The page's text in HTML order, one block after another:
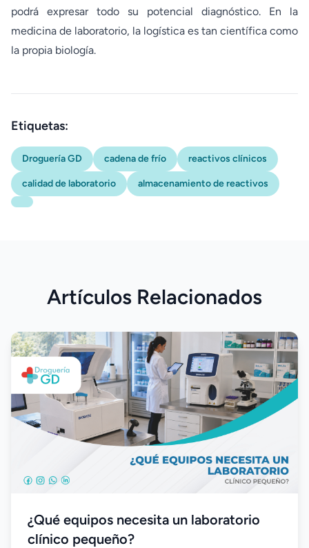
podrá expresar todo su potencial diagnóstico. En la
medicina de laboratorio, la logística es tan científica como
la propia biología.
Etiquetas:
Droguería GD cadena de frío reactivos clínicos
calidad de laboratorio almacenamiento de reactivos
Artículos Relacionados
¿Qué equipos necesita un laboratorio
clínico pequeño?